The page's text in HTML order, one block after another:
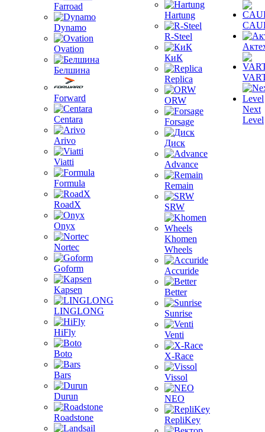
Farroad
Dynamo
Ovation
Белшина
Forward
Centara
Arivo
Viatti
Formula
RoadX
Onyx
Nortec
Goform
Kapsen
LINGLONG
HiFly
Boto
Bars
Durun
Roadstone
Hartung
R-Steel
КиК
Replica
ORW
Forsage
Диск
Advance
Remain
SRW
Khomen
Wheels
Accuride
Better
Sunrise
Venti
X-Race
Vissol
NEO
RepliKey
Next
Level